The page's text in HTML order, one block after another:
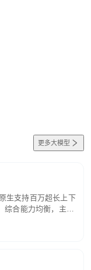
更多大模型
生支持百万超长上下
综合能力均衡，主打
基础 RAG、批量